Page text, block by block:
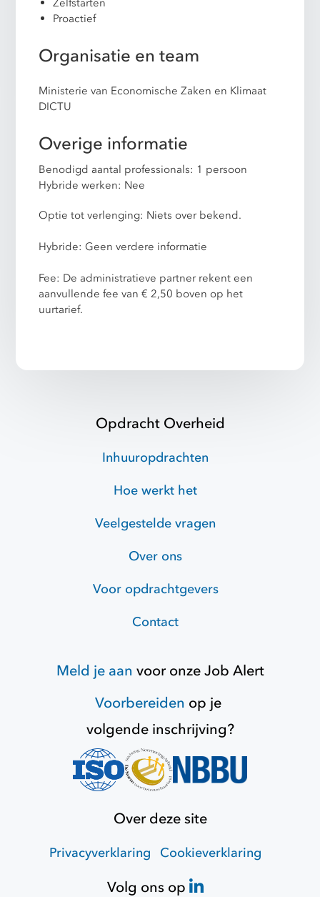
Zelfstarten
Proactief
Organisatie en team
Ministerie van Economische Zaken en Klimaat
DICTU
Overige informatie
Benodigd aantal professionals: 1 persoon
Hybride werken: Nee
Optie tot verlenging: Niets over bekend.
Hybride: Geen verdere informatie
Fee: De administratieve partner rekent een
aanvullende fee van € 2,50 boven op het
uurtarief.
Opdracht Overheid
Inhuuropdrachten
Hoe werkt het
Veelgestelde vragen
Over ons
Voor opdrachtgevers
Contact
Meld je aan voor onzeJob Alert
Voorbereiden op je
volgende inschrijving?
Over deze site
Privacyverklaring Cookieverklaring
Volg ons op